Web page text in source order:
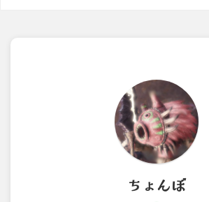
ちょんぼ